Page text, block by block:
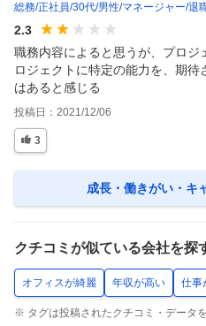
総務 正社員 30代 男性 マネージャー 退
2.3
職務内容によると思うが、プロ
ロジェクトに特定の能力を、期
はあると感じる
投稿日： 2021/12/06
3
成長・働きがい・キ
クチコミが似ている会社を探
オフィスが綺麗 年収が高い 仕事
※ タグは投稿されたクチコミ・データ